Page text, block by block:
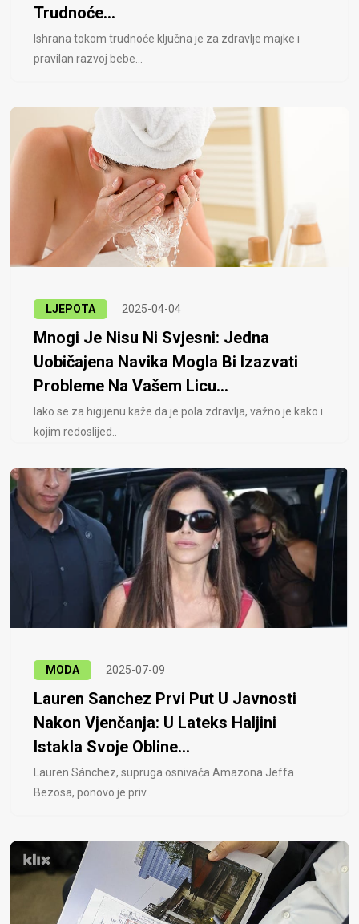
Trudnoće...
Ishrana tokom trudnoće ključna je za zdravlje majke i
pravilan razvoj bebe...
LJEPOTA 2025-04-04
Mnogi Je Nisu Ni Svjesni: Jedna
Uobičajena Navika Mogla Bi Izazvati
Probleme Na Vašem Licu...
Iako se za higijenu kaže da je pola zdravlja, važno je kako i
kojim redoslijed..
MODA 2025-07-09
Lauren Sanchez Prvi Put U Javnosti
Nakon Vjenčanja: U Lateks Haljini
Istakla Svoje Obline...
Lauren Sánchez, supruga osnivača Amazona Jeffa
Bezosa, ponovo je priv..